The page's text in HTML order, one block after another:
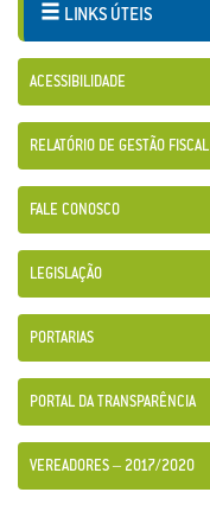
LINKS ÚTEIS
ACESSIBILIDADE
RELATÓRIO DE GESTÃO FISCAL
FALE CONOSCO
LEGISLAÇÃO
PORTARIAS
PORTAL DA TRANSPARÊNCIA
VEREADORES – 2017/2020